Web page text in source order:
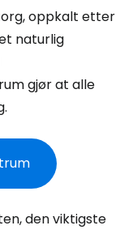
oppkalt etter
naturlig
gjør at alle
den viktigste